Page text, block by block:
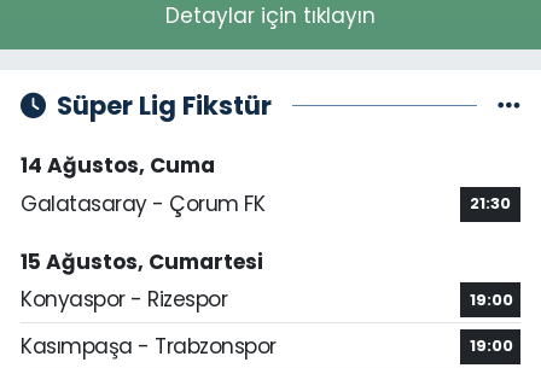
Detaylar için tıklayın
Süper Lig Fikstür
14 Ağustos, Cuma
Galatasaray - Çorum FK
21:30
15 Ağustos, Cumartesi
Konyaspor - Rizespor
19:00
Kasımpaşa - Trabzonspor 19:00